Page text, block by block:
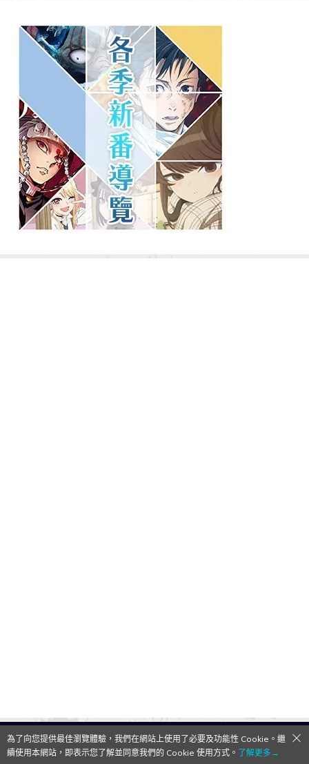
QooApp Limited © 2026
為了向您提供最佳瀏覽體驗，我們在網站上使用了必要及功能性 Cookie。繼
續使用本網站，即表示您了解並同意我們的 Cookie 使用方式。 了解更多→